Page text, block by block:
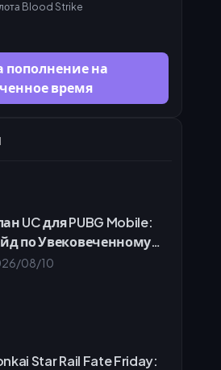
Blood Strike
пополнение на
время
UC для PUBG Mobile:
по Увековеченному
Фортуны на
08/10
Star Rail Fate Friday: